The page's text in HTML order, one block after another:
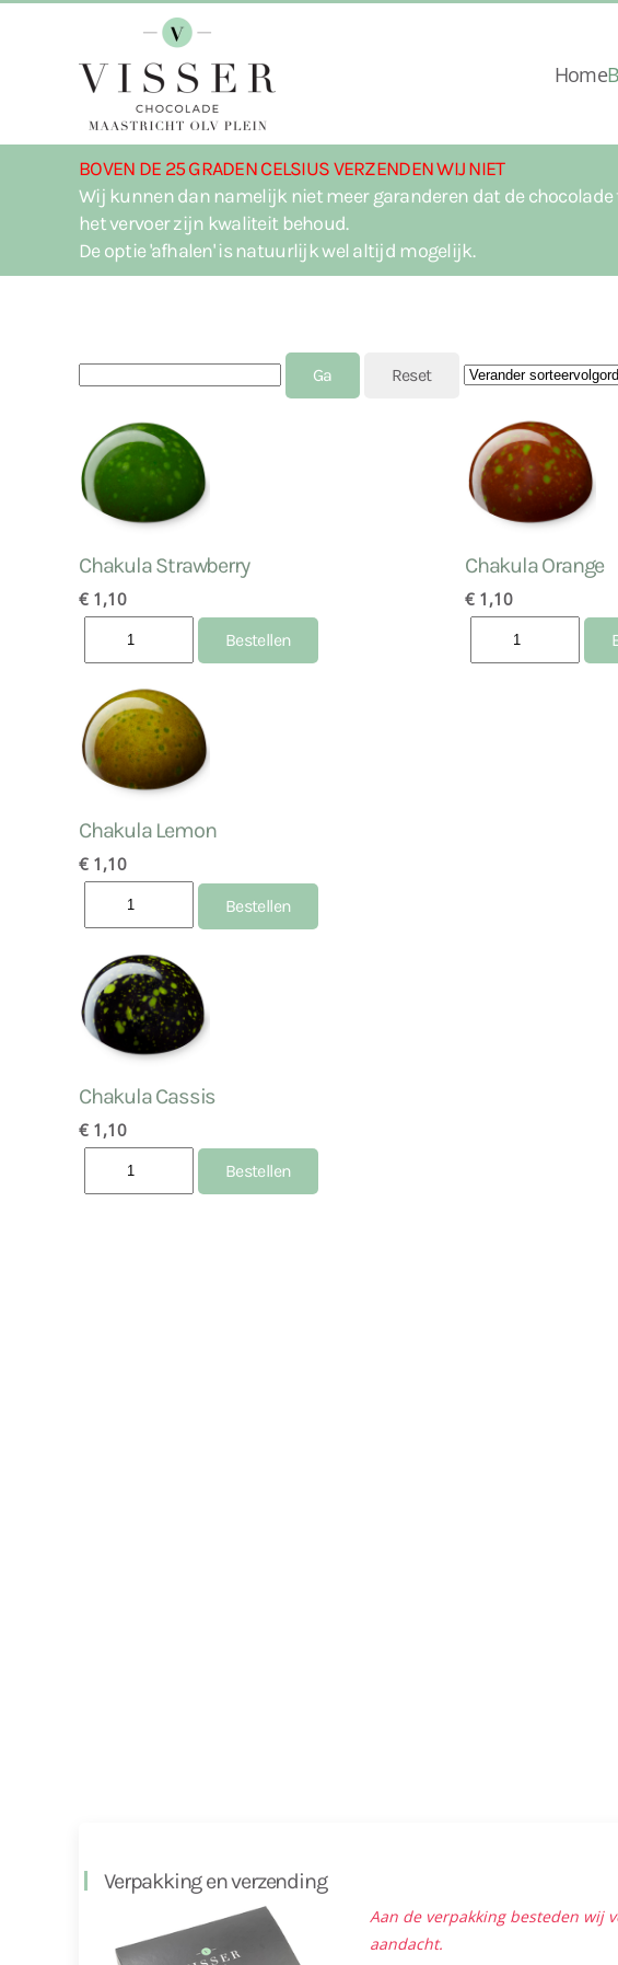
Terug naar hoofdinhoud Home
BOVEN DE 25 GRADEN CELSIUS VERZENDEN WIJ NIET
Wij kunnen dan namelijk niet meer garanderen dat de
het vervoer zijn kwaliteit behoud.
De optie 'afhalen' is natuurlijk wel altijd mogelijk.
J2STORE_SEARCH Sort by
Chakula Strawberry
€ 1,10
Chakula Orange
€ 1,10
Chakula Lemon
€ 1,10
Chakula Cassis
€ 1,10
Verpakking en verzending
Aan de verpakking besteden wij
aandacht.